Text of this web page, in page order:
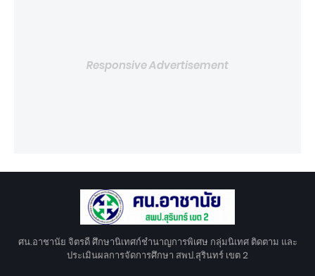
Responsive Advertisement
ศน.อาชานัย จิตรดี ศึกษานิเทศก์ชำนาญการพิเศษ กลุ่มนิเทศ ติดตาม และ
ประเมินผลการจัดการศึกษา สพป.สุรินทร์ เขต 2